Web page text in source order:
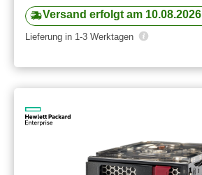
Versand erfolgt am 10.08.2026
Lieferung in 1-3 Werktagen